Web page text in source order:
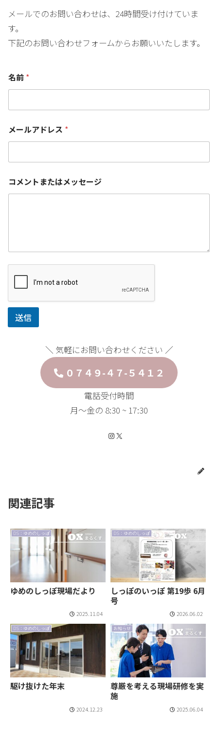
メールでのお問い合わせは、24時間受け付けていま
す。
下記のお問い合わせフォームからお願いいたします。
名前 *
メ
ン
ま
は
メ
ッ
*
メールアドレス *
コメントまたはメッセージ
送信
＼ 気軽にお問い合わせください ／
０７４９-４７-５４１２
電話受付時間
月〜金の 8:30 ~ 17:30
Instagram
X
関連記事
DS：ゆめのしっぽ
ゆめのしっぽ現場だより
2025.11.04
DS：ゆめのしっぽ
しっぽのいっぽ 第19歩 6月
号
2026.06.02
DS：ゆめのしっぽ
駆け抜けた年末
2024.12.23
お知らせ
尊厳を考える現場研修を実
施
2025.06.04